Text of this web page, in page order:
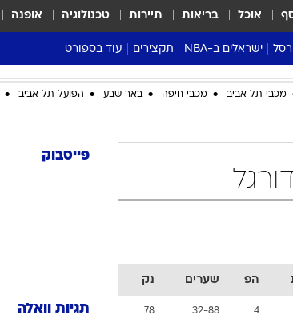
אוכל בריאות תיירות טכנולוגיה אופנה
העל
ישראל בכדורסל
נשים
ישראלים ב-NBA
דני אבדיה
תקצירים עוד בספורט
מונדיאל 2026
NBA
פודקאסטים
אבא של שבת
טראש טוק
מכבי תל אביב מכבי חיפה באר שבע הפועל תל אביב
הפ שערים נק
4
32-88
78
פייסבוק
תגיות וואלה